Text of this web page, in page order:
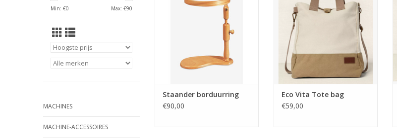
Min: €0 Max: €90
MACHINES
MACHINE-ACCESSOIRES
Staander borduurring
€90,00
Eco Vita Tote bag
€59,00